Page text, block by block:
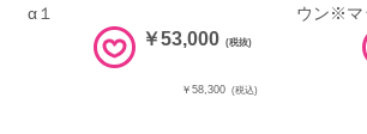
α１
￥53,000 (税抜)
￥58,300 (税込)
ウン※マ